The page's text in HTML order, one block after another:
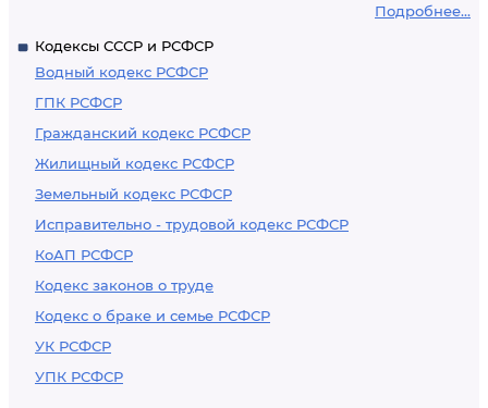
Подробнее...
Кодексы СССР и РСФСР
Водный кодекс РСФСР
ГПК РСФСР
Гражданский кодекс РСФСР
Жилищный кодекс РСФСР
Земельный кодекс РСФСР
Исправительно - трудовой кодекс РСФСР
КоАП РСФСР
Кодекс законов о труде
Кодекс о браке и семье РСФСР
УК РСФСР
УПК РСФСР